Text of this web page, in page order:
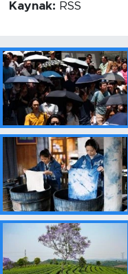
Kaynak: RSS